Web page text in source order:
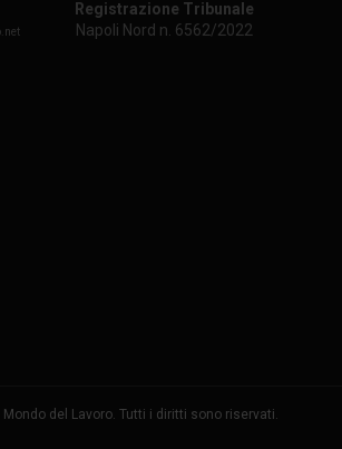
Registrazione Tribunale
Napoli Nord n. 6562/2022
del Lavoro. Tutti i diritti sono riservati.